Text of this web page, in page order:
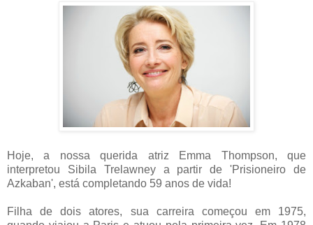
Hoje, a nossa querida atriz Emma Thompson, que
interpretou Sibila Trelawney a partir de 'Prisioneiro de
Azkaban', está completando 59 anos de vida!
Filha de dois atores, sua carreira começou em 1975,